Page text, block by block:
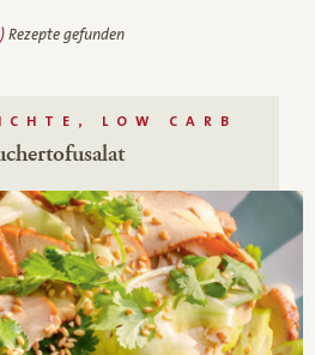
Rezepte gefunden
LOW CARB